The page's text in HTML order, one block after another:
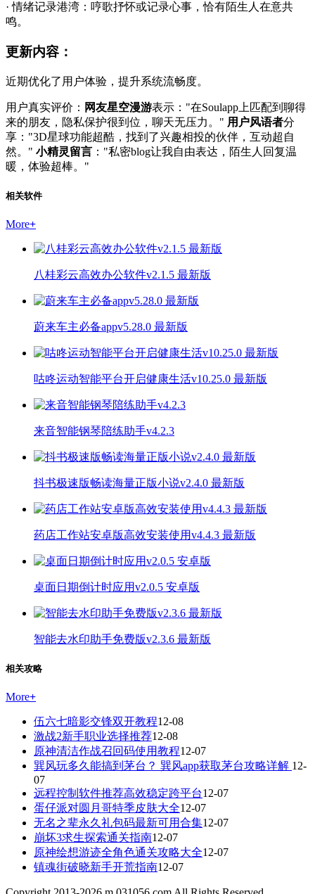
· 情绪记录港湾：哼歌抒怀或记录心事，恰有陌生人在意共
鸣。
更新内容：
近期优化了用户体验，提升系统流畅度。
用户真实评价： 网友星空漫游表示："在Soulapp上匹配到聊得
来的朋友，隐私保护很到位，聊天无压力。" 用户风语者分
享："3D星球功能超酷，找到了兴趣相投的伙伴，互动超自
然。" 小精灵留言 ："私密blog让我自由表达，陌生人回复温
暖，体验超棒。"
相关软件
More+
八桂彩云高效办公软件v2.1.5 最新版
蔚来车主必备appv5.28.0 最新版
咕咚运动智能平台开启健康生活v10.25.0 最新版
来音智能钢琴陪练助手v4.2.3
抖书极速版畅读海量正版小说v2.4.0 最新版
药店工作站安卓版高效安装使用v4.4.3 最新版
桌面日期倒计时应用v2.0.5 安卓版
智能去水印助手免费版v2.3.6 最新版
相关攻略
More+
伍六七暗影交锋双开教程12-08
激战2新手职业选择推荐12-08
原神清洁作战召回码使用教程12-07
巽风玩多久能搞到茅台？ 巽风app获取茅台攻略详解 12-
07
远程控制软件推荐高效稳定跨平台12-07
蛋仔派对圆月哥特季皮肤大全12-07
无名之辈永久礼包码最新可用合集12-07
崩坏3求生探索通关指南12-07
原神绘想游迹全角色通关攻略大全12-07
镇魂街破晓新手开荒指南12-07